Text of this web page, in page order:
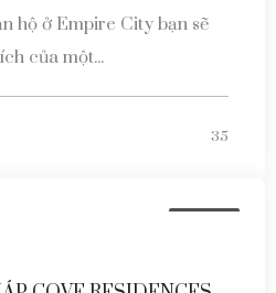
hộ ở Empire City bạn sẽ
của một...
35